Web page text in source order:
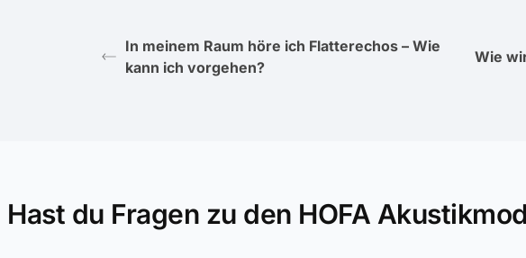
In meinem Raum höre ich Flatterechos – Wie
kann ich vorgehen?
Wie
Hast du Fragen zu den HOFA